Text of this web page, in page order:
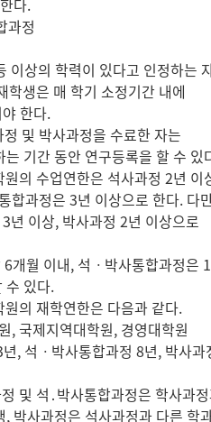
다.
과정
이상의 학력이 있다고 인정하는
생은 매 학기 소정기간 내에
한다.
및 박사과정을 수료한 자는
기간 동안 연구등록을 할 수 있
의 수업연한은 석사과정 2년 이
합과정은 3년 이상으로 한다. 다
년 이상, 박사과정 2년 이상으로
개월 이내, 석ㆍ박사통합과정은
수 있다.
의 재학연한은 다음과 같다.
, 국제지역대학원, 경영대학원
, 석ㆍ박사통합과정 8년, 박사과
및 석․박사통합과정은 학사과
박사과정은 석사과정과 다른 학